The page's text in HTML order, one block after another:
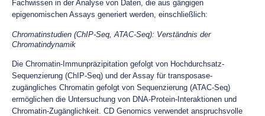
Fachwissen in der Analyse von Daten, die aus gängigen
epigenomischen Assays generiert werden, einschließlich:
Chromatinstudien (ChIP-Seq, ATAC-Seq): Verständnis der
Chromatindynamik
Die Chromatin-Immunpräzipitation gefolgt von Hochdurchsatz-
Sequenzierung (ChIP-Seq) und der Assay für transposase-
zugängliches Chromatin gefolgt von Sequenzierung (ATAC-Seq)
ermöglichen die Untersuchung von DNA-Protein-Interaktionen und
Chromatin-Zugänglichkeit. CD Genomics verwendet anspruchsvolle